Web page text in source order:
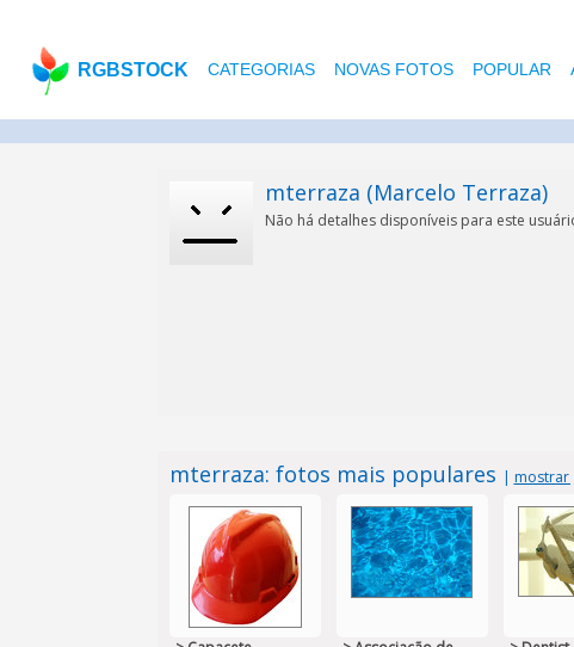
RGBSTOCK CATEGORIAS NOVAS FOTOS POPULAR
mterraza (Marcelo Terraza)
Não há detalhes disponíveis para este
mterraza: fotos mais populares | mostrar